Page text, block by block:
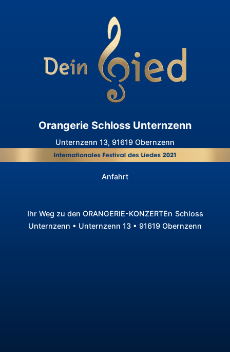
Orangerie Schloss Unternzenn
Unternzenn 13, 91619 Obernzenn
Anfahrt
Ihr Weg zu den ORANGERIE-KONZERTEn Schloss
Unternzenn • Unternzenn 13 • 91619 Obernzenn